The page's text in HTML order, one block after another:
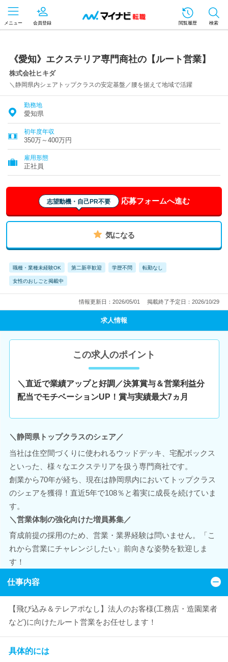
メニュー 会員登録 閲覧履歴 検索
《愛知》エクステリア専門商社の【ルート営業】
株式会社ヒキダ
＼静岡県内シェアトップクラスの安定基盤／腰を据えて地域で活躍
勤務地
愛知県
初年度年収
350万～400万円
雇用形態
正社員
志望動機・自己PR不要 応募フォームへ進む
気になる
職種・業種未経験OK 第二新卒歓迎 学歴不問 転勤なし
女性のおしごと掲載中
情報更新日：2026/05/01 掲載終了予定日：2026/10/29
求人情報
この求人のポイント
＼直近で業績アップと好調／決算賞与＆営業利益分
配当でモチベーションUP！賞与実績最大7ヵ月
＼静岡県トップクラスのシェア／
当社は住空間づくりに使われるウッドデッキ、宅配ボックス
といった、様々なエクステリアを扱う専門商社です。
創業から70年が経ち、現在は静岡県内においてトップクラス
のシェアを獲得！直近5年で108％と着実に成長を続けていま
す。
＼営業体制の強化向けた増員募集／
育成前提の採用のため、営業・業界経験は問いません。「こ
れから営業にチャレンジしたい」前向きな姿勢を歓迎しま
す！
仕事内容
【飛び込み＆テレアポなし】法人のお客様(工務店・造園業者
など)に向けたルート営業をお任せします！
具体的には